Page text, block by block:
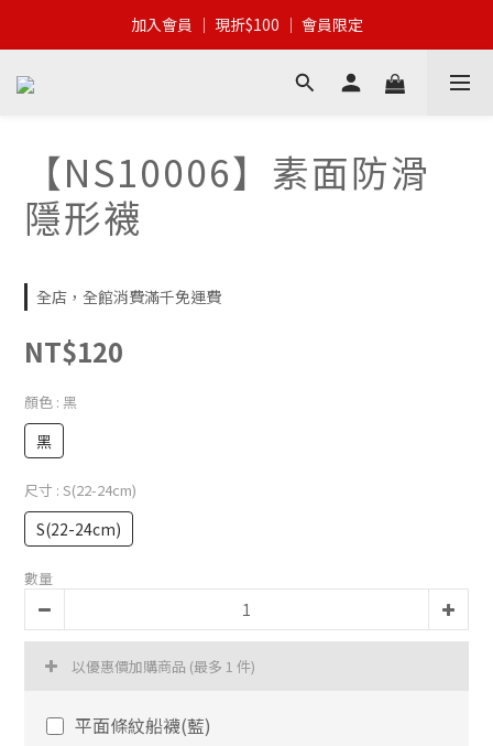
加入會員 │ 全館滿$399 │ 超商免運
加入會員 │ 現折$100 │ 會員限定
加入會員 │ 全館滿$399 │ 超商免運
【NS10006】素面防滑
隱形襪
全店，全館消費滿千免運費
NT$120
顏色 : 黑
黑
尺寸 : S(22-24cm)
S(22-24cm)
數量
以優惠價加購商品 (最多 1 件)
平面條紋船襪(藍)